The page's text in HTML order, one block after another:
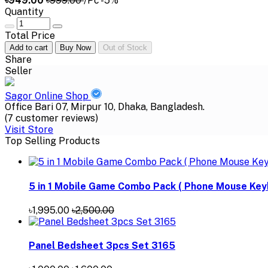
Quantity
Total Price
Add to cart Buy Now Out of Stock
Share
Seller
Sagor Online Shop
Office Bari 07, Mirpur 10, Dhaka, Bangladesh.
(7 customer reviews)
Visit Store
Top Selling Products
5 in 1 Mobile Game Combo Pack ( Phone Mouse
৳1,995.00 ৳2,500.00
Panel Bedsheet 3pcs Set 3165